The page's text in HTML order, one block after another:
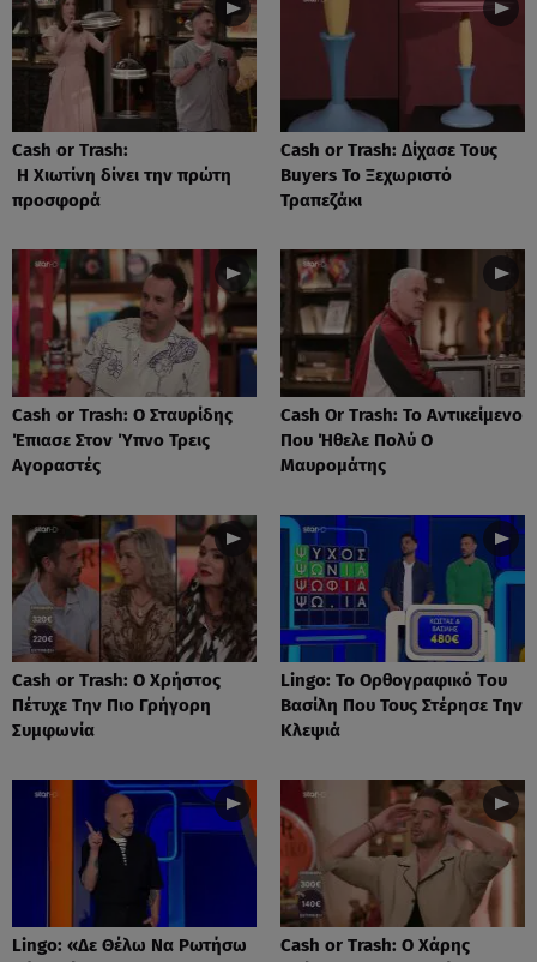
Cash or Trash:
Η Χιωτίνη δίνει την πρώτη
προσφορά
Cash or Trash: Δίχασε Τους
Buyers Το Ξεχωριστό
Τραπεζάκι
Cash or Trash: Ο Σταυρίδης
Έπιασε Στον Ύπνο Τρεις
Αγοραστές
Cash Or Trash: Το Αντικείμενο
Που Ήθελε Πολύ Ο
Μαυρομάτης
Cash or Trash: Ο Χρήστος
Πέτυχε Την Πιο Γρήγορη
Συμφωνία
Lingo: Το Oρθογραφικό Tου
Βασίλη Που Τους Στέρησε Την
Κλεψιά
Lingo: «Δε Θέλω Να Ρωτήσω
Cash or Trash: Ο Χάρης